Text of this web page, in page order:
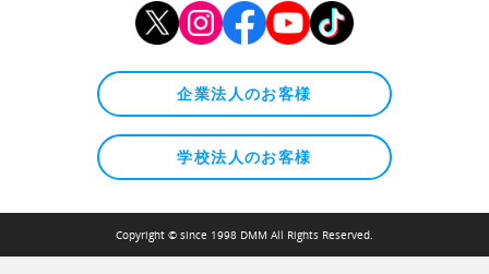
企業法人のお客様
学校法人のお客様
Copyright © since 1998 DMM All Rights Reserved.